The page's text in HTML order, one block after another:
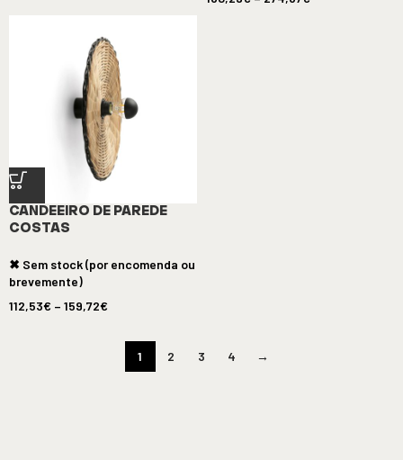
CANDEEIRO DE PAREDE
COSTAS
✖ Sem stock (por encomenda ou
brevemente)
112,53€ – 159,72€
1 2 3 4 →